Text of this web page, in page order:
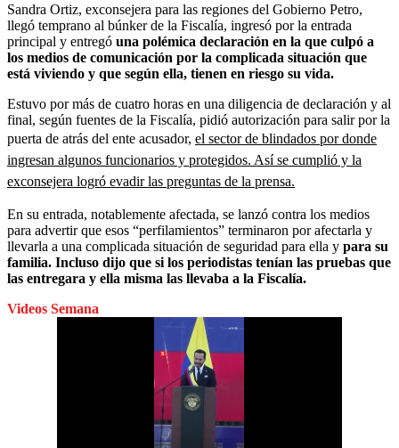
Sandra Ortiz, exconsejera para las regiones del Gobierno Petro,
llegó temprano al búnker de la Fiscalía, ingresó por la entrada
principal y entregó una polémica declaración en la que culpó a
los medios de comunicación por la complicada situación que
está viviendo y que según ella, tienen en riesgo su vida.
Estuvo por más de cuatro horas en una diligencia de declaración y al
final, según fuentes de la Fiscalía, pidió autorización para salir por la
puerta de atrás del ente acusador, el sector de blindados por donde
ingresan algunos funcionarios y protegidos. Así se cumplió y la
exconsejera logró evadir las preguntas de la prensa.
En su entrada, notablemente afectada, se lanzó contra los medios
para advertir que esos “perfilamientos” terminaron por afectarla y
llevarla a una complicada situación de seguridad para ella y para su
familia. Incluso dijo que si los periodistas tenían las pruebas que
las entregara y ella misma las llevaba a la Fiscalía.
Videos Semana